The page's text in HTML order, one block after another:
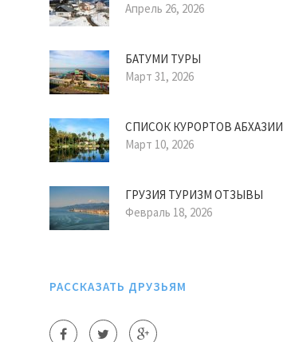
Апрель 26, 2026
БАТУМИ ТУРЫ
Март 31, 2026
СПИСОК КУРОРТОВ АБХАЗИИ
Март 10, 2026
ГРУЗИЯ ТУРИЗМ ОТЗЫВЫ
Февраль 18, 2026
РАССКАЗАТЬ ДРУЗЬЯМ